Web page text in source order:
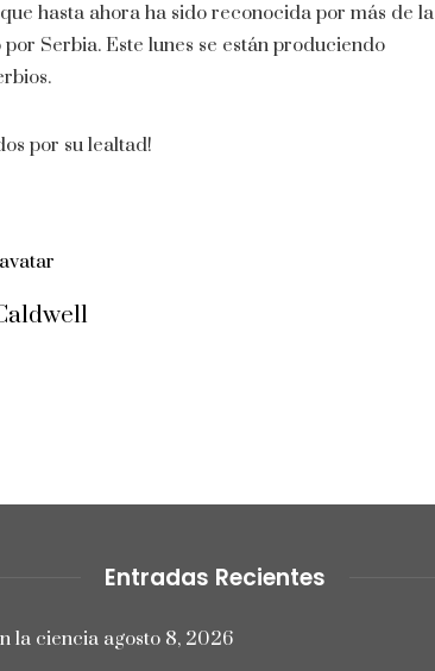
hasta ahora ha sido reconocida por más de la
Serbia. Este lunes se están produciendo
por su lealtad!
Entradas Recientes
la ciencia agosto 8, 2026